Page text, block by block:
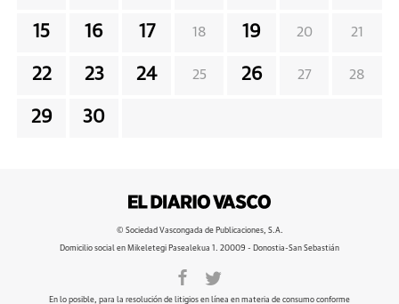
15 16 17 18 19 20 21
22 23 24 25 26 27 28
29 30
© Sociedad Vascongada de Publicaciones, S.A.
Domicilio social en Mikeletegi Pasealekua 1. 20009 - Donostia-San Sebastián
En lo posible, para la resolución de litigios en línea en materia de consumo conforme